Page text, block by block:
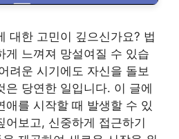
대한 고민이 깊으신가요? 법
게 느껴져 망설여질 수 있습
려운 시기에도 자신을 돌보
은 당연한 일입니다. 이 글에
애를 시작할 때 발생할 수 있
어보고, 신중하게 접근하기